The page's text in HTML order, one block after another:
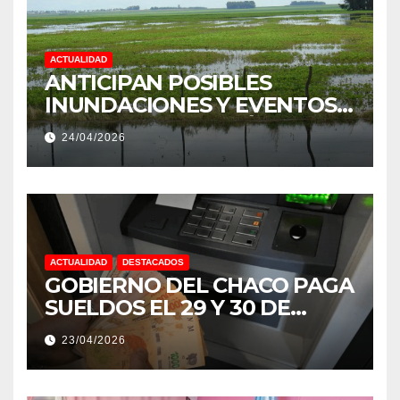
ACTUALIDAD
ANTICIPAN POSIBLES
INUNDACIONES Y EVENTOS
EXTREMOS: “PODRÍA SER UN
NIÑO MUY IMPORTANTE”
24/04/2026
ACTUALIDAD DESTACADOS
GOBIERNO DEL CHACO PAGA
SUELDOS EL 29 Y 30 DE
ABRIL, CON EL 2% DE
AUMENTO
23/04/2026